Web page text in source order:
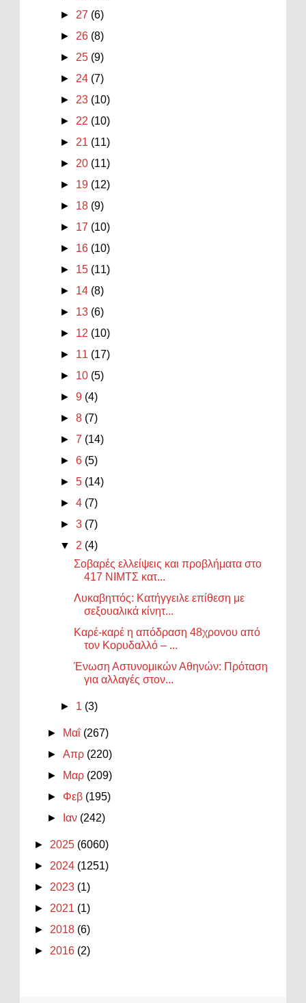
► 27 (6)
► 26 (8)
► 25 (9)
► 24 (7)
► 23 (10)
► 22 (10)
► 21 (11)
► 20 (11)
► 19 (12)
► 18 (9)
► 17 (10)
► 16 (10)
► 15 (11)
► 14 (8)
► 13 (6)
► 12 (10)
► 11 (17)
► 10 (5)
►9 (4)
►8 (7)
►7 (14)
►6 (5)
►5 (14)
►4 (7)
►3 (7)
▼ 2 (4)
Σοβαρές ελλείψεις και προβλήματα στο
417 ΝΙΜΤΣ κατ...
Λυκαβηττός: Κατήγγειλε επίθεση με
σεξουαλικά κίνητ...
Καρέ-καρέ η απόδραση 48χρονου από
τον Κορυδαλλό – ...
Ένωση Αστυνομικών Αθηνών: Πρόταση
για αλλαγές στον...
► 1 (3)
► Μαΐ (267)
►Απρ (220)
►
Μαρ (209)
► Φεβ (195)
►
Ιαν (242)
► 2025 (6060)
► 2024 (1251)
► 2023 (1)
► 2021 (1)
► 2018 (6)
► 2016 (2)